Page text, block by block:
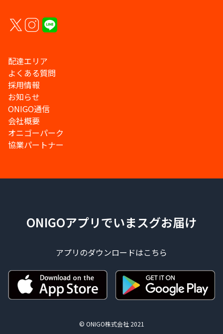
配達エリア
よくある質問
採用情報
お知らせ
ONIGO通信
会社概要
オニゴーパーク
協業パートナー
ONIGOアプリでいまスグお届け
アプリのダウンロードはこちら
© ONIGO株式会社 2021